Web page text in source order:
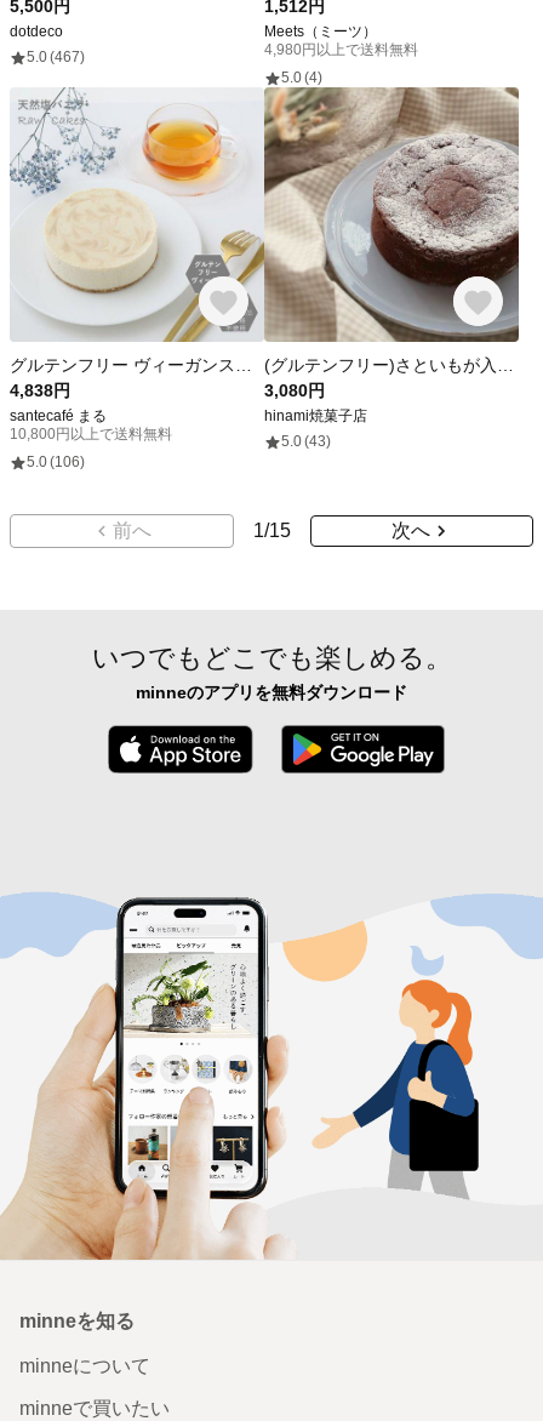
5,500円
dotdeco
5.0(467)
1,512円
Meets（ミーツ）
4,980円以上で送料無料
5.0(4)
4,838円
santecafé まる
10,800円以上で送料無料
5.0(106)
3,080円
hinami焼菓子店
5.0(43)
前へ 1/15 次へ
いつでもどこでも楽しめる。
minneのアプリを無料ダウンロード
minneを知る
minneについて
minneで買いたい